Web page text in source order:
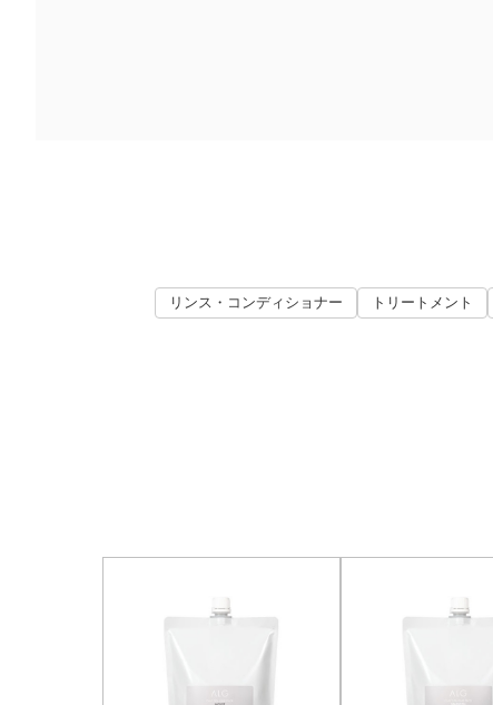
リンス・コンディショナー トリートメント